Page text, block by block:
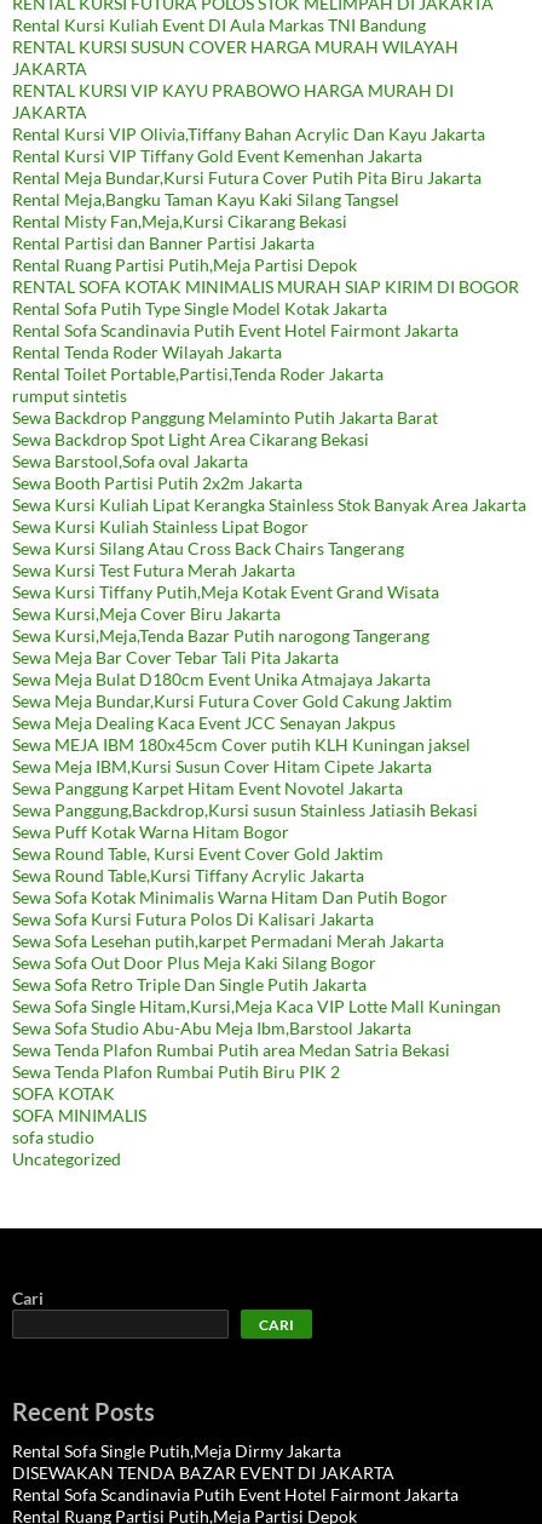
Rental Kursi Kuliah Event DI Aula Markas TNI Bandung
RENTAL KURSI SUSUN COVER HARGA MURAH WILAYAH
JAKARTA
RENTAL KURSI VIP KAYU PRABOWO HARGA MURAH DI
JAKARTA
Rental Kursi VIP Olivia,Tiffany Bahan Acrylic Dan Kayu Jakarta
Rental Kursi VIP Tiffany Gold Event Kemenhan Jakarta
Rental Meja Bundar,Kursi Futura Cover Putih Pita Biru Jakarta
Rental Meja,Bangku Taman Kayu Kaki Silang Tangsel
Rental Misty Fan,Meja,Kursi Cikarang Bekasi
Rental Partisi dan Banner Partisi Jakarta
Rental Ruang Partisi Putih,Meja Partisi Depok
RENTAL SOFA KOTAK MINIMALIS MURAH SIAP KIRIM DI BOGOR
Rental Sofa Putih Type Single Model Kotak Jakarta
Rental Sofa Scandinavia Putih Event Hotel Fairmont Jakarta
Rental Tenda Roder Wilayah Jakarta
Rental Toilet Portable,Partisi,Tenda Roder Jakarta
rumput sintetis
Sewa Backdrop Panggung Melaminto Putih Jakarta Barat
Sewa Backdrop Spot Light Area Cikarang Bekasi
Sewa Barstool,Sofa oval Jakarta
Sewa Booth Partisi Putih 2x2m Jakarta
Sewa Kursi Kuliah Lipat Kerangka Stainless Stok Banyak Area Jakarta
Sewa Kursi Kuliah Stainless Lipat Bogor
Sewa Kursi Silang Atau Cross Back Chairs Tangerang
Sewa Kursi Test Futura Merah Jakarta
Sewa Kursi Tiffany Putih,Meja Kotak Event Grand Wisata
Sewa Kursi,Meja Cover Biru Jakarta
Sewa Kursi,Meja,Tenda Bazar Putih narogong Tangerang
Sewa Meja Bar Cover Tebar Tali Pita Jakarta
Sewa Meja Bulat D180cm Event Unika Atmajaya Jakarta
Sewa Meja Bundar,Kursi Futura Cover Gold Cakung Jaktim
Sewa Meja Dealing Kaca Event JCC Senayan Jakpus
Sewa MEJA IBM 180x45cm Cover putih KLH Kuningan jaksel
Sewa Meja IBM,Kursi Susun Cover Hitam Cipete Jakarta
Sewa Panggung Karpet Hitam Event Novotel Jakarta
Sewa Panggung,Backdrop,Kursi susun Stainless Jatiasih Bekasi
Sewa Puff Kotak Warna Hitam Bogor
Sewa Round Table, Kursi Event Cover Gold Jaktim
Sewa Round Table,Kursi Tiffany Acrylic Jakarta
Sewa Sofa Kotak Minimalis Warna Hitam Dan Putih Bogor
Sewa Sofa Kursi Futura Polos Di Kalisari Jakarta
Sewa Sofa Lesehan putih,karpet Permadani Merah Jakarta
Sewa Sofa Out Door Plus Meja Kaki Silang Bogor
Sewa Sofa Retro Triple Dan Single Putih Jakarta
Sewa Sofa Single Hitam,Kursi,Meja Kaca VIP Lotte Mall Kuningan
Sewa Sofa Studio Abu-Abu Meja Ibm,Barstool Jakarta
Sewa Tenda Plafon Rumbai Putih area Medan Satria Bekasi
Sewa Tenda Plafon Rumbai Putih Biru PIK 2
SOFA KOTAK
SOFA MINIMALIS
sofa studio
Uncategorized
Cari
CARI
Recent Posts
Rental Sofa Single Putih,Meja Dirmy Jakarta
DISEWAKAN TENDA BAZAR EVENT DI JAKARTA
Rental Sofa Scandinavia Putih Event Hotel Fairmont Jakarta
Rental Ruang Partisi Putih,Meja Partisi Depok